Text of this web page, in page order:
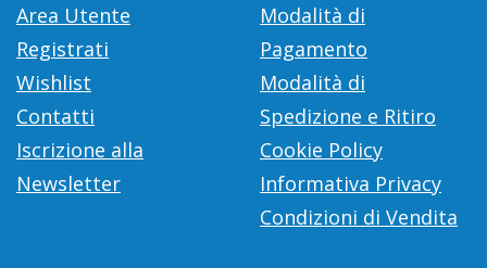
Area Utente
Registrati
Wishlist
Contatti
Iscrizione alla
Newsletter
Modalità di
Pagamento
Modalità di
Spedizione e Ritiro
Cookie Policy
Informativa Privacy
Condizioni di Vendita